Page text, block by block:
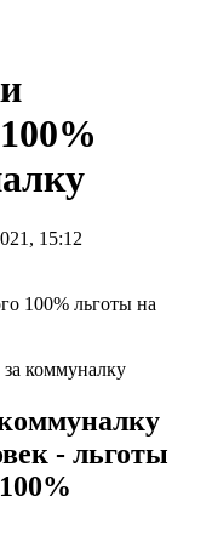
15:12
коммуналку
- льготы